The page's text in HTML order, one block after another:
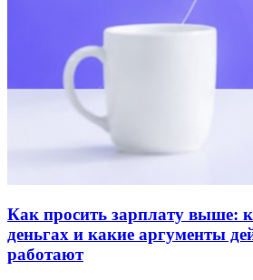
Как просить зарплату выше:
деньгах и какие аргументы
работают